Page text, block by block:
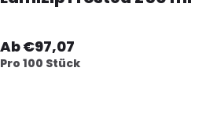
Ab €97,07
Pro 100 Stück